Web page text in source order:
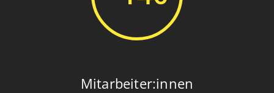
Mitarbeiter:innen